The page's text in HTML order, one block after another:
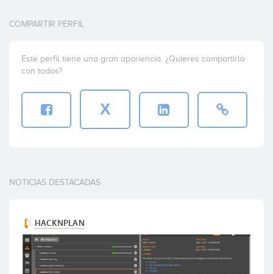
COMPARTIR PERFIL
Este perfil tiene una gran apariencia. ¿Quieres compartirlo
con todos?
X
NOTICIAS DESTACADAS